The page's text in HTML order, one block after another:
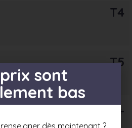
T4
T5
T6+
sont
bas
dès maintenant ?